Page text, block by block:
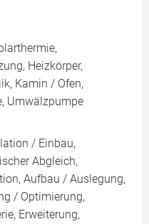
Heizkörper,
Kamin / Ofen,
Umwälzpumpe
/ Einbau,
Abgleich,
Aufbau / Auslegung,
/ Optimierung,
Erweiterung,